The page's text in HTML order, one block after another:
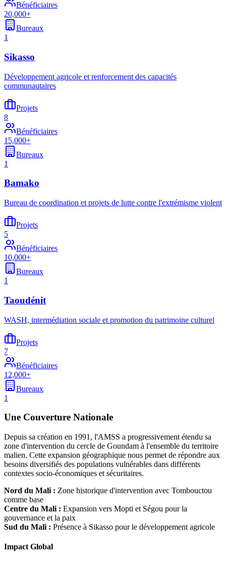
Bénéficiaires
20,000+
Bureaux
1
Sikasso
Développement agricole et renforcement des capacités
communautaires
Projets
8
Bénéficiaires
15,000+
Bureaux
1
Bamako
Bureau de coordination et projets de lutte contre l'extrémisme violent
Projets
5
Bénéficiaires
10,000+
Bureaux
1
Taoudénit
WASH, intermédiation sociale et promotion du patrimoine culturel
Projets
7
Bénéficiaires
12,000+
Bureaux
1
Une Couverture Nationale
Depuis sa création en 1991, l'AMSS a progressivement étendu sa
zone d'intervention du cercle de Goundam à l'ensemble du territoire
malien. Cette expansion géographique nous permet de répondre aux
besoins diversifiés des populations vulnérables dans différents
contextes socio-économiques et sécuritaires.
Nord du Mali : Zone historique d'intervention avec Tombouctou
comme base
Centre du Mali : Expansion vers Mopti et Ségou pour la
gouvernance et la paix
Sud du Mali : Présence à Sikasso pour le développement agricole
Impact Global